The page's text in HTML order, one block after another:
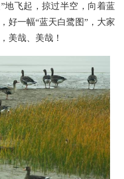
地飞起，掠过半空，向着蓝
好一幅“蓝天白鹭图”，大家
美哉、美哉！